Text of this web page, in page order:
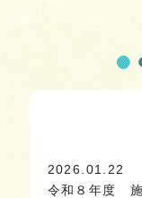
2026.01.22
令和８年度 施